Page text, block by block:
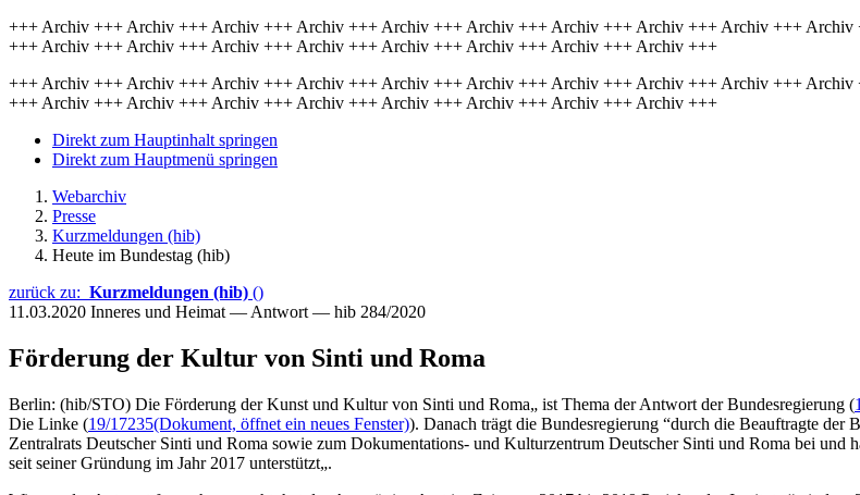
+++ Archiv +++ Archiv +++ Archiv +++ Archiv +++ Archiv +++ Archiv +++ Archiv +++ Archiv +++ Archiv +++
+++ Archiv +++ Archiv +++ Archiv +++ Archiv +++ Archiv +++ Archiv +++ Archiv +++ Archiv +++
+++ Archiv +++ Archiv +++ Archiv +++ Archiv +++ Archiv +++ Archiv +++ Archiv +++ Archiv +++ Archiv +++
+++ Archiv +++ Archiv +++ Archiv +++ Archiv +++ Archiv +++ Archiv +++ Archiv +++ Archiv +++
Direkt zum Hauptinhalt springen
Direkt zum Hauptmenü springen
Webarchiv
Presse
Kurzmeldungen (hib)
Heute im Bundestag (hib)
zurück zu: Kurzmeldungen (hib) ()
11.03.2020 Inneres und Heimat — Antwort — hib 284/2020
Förderung der Kultur von Sinti und Roma
Berlin: (hib/STO) Die Förderung der Kunst und Kultur von Sinti und Roma„ ist Thema der Antwort der Bundesregierung (
Die Linke (19/17235(Dokument, öffnet ein neues Fenster)). Danach trägt die Bundesregierung “durch die Beauftragte
Zentralrats Deutscher Sinti und Roma sowie zum Dokumentations- und Kulturzentrum Deutscher Sinti und Roma bei
seit seiner Gründung im Jahr 2017 unterstützt„.